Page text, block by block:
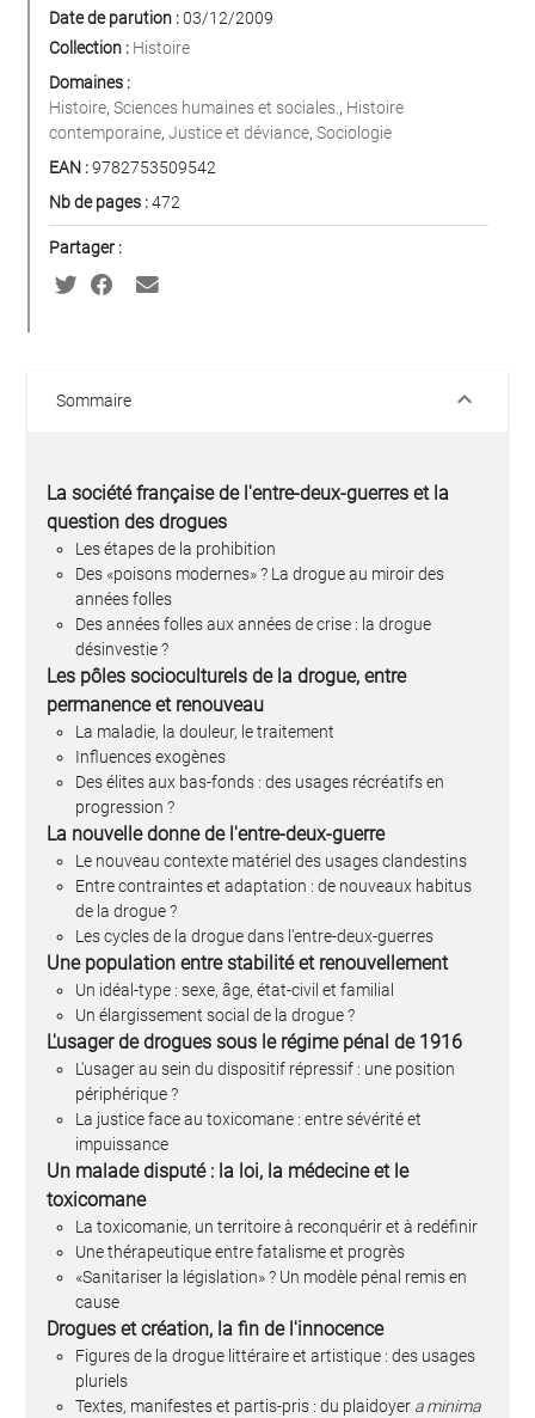
Date de parution :03/12/2009
Collection : Histoire
Domaines :
Histoire, Sciences humaines et sociales., Histoire
contemporaine, Justice et déviance, Sociologie
EAN :9782753509542
Nb de pages :472
Partager :
Sommaire keyboard_arrow_down
La société française de l'entre-deux-guerres et la
question des drogues
Les étapes de la prohibition
Des «poisons modernes» ? La drogue au miroir des
années folles
Des années folles aux années de crise : la drogue
désinvestie ?
Les pôles socioculturels de la drogue, entre
permanence et renouveau
La maladie, la douleur, le traitement
Influences exogènes
Des élites aux bas-fonds : des usages récréatifs en
progression ?
La nouvelle donne de l'entre-deux-guerre
Le nouveau contexte matériel des usages clandestins
Entre contraintes et adaptation : de nouveaux habitus
de la drogue ?
Les cycles de la drogue dans l'entre-deux-guerres
Une population entre stabilité et renouvellement
Un idéal-type : sexe, âge, état-civil et familial
Un élargissement social de la drogue ?
L'usager de drogues sous le régime pénal de 1916
L'usager au sein du dispositif répressif : une position
périphérique ?
La justice face au toxicomane : entre sévérité et
impuissance
Un malade disputé : la loi, la médecine et le
toxicomane
La toxicomanie, un territoire à reconquérir et à redéfinir
Une thérapeutique entre fatalisme et progrès
«Sanitariser la législation» ? Un modèle pénal remis en
cause
Drogues et création, la fin de l'innocence
Figures de la drogue littéraire et artistique : des usages
pluriels
Textes, manifestes et partis-pris : du plaidoyer a minima